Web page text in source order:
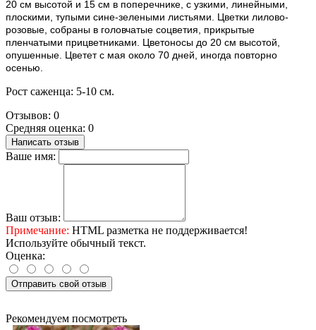
20 см высотой и 15 см в поперечнике, с узкими, линейными,
плоскими, тупыми сине-зелеными листьями. Цветки лилово-
розовые, собраны в головчатые соцветия, прикрытые
пленчатыми прицветниками. Цветоносы до 20 см высотой,
опушенные. Цветет с мая около 70 дней, иногда повторно
осенью.
Рост саженца: 5-10 см.
Отзывов: 0
Средняя оценка: 0
Написать отзыв
Ваше имя:
Ваш отзыв:
Примечание: HTML разметка не поддерживается!
Используйте обычный текст.
Оценка:
Отправить свой отзыв
Рекомендуем посмотреть